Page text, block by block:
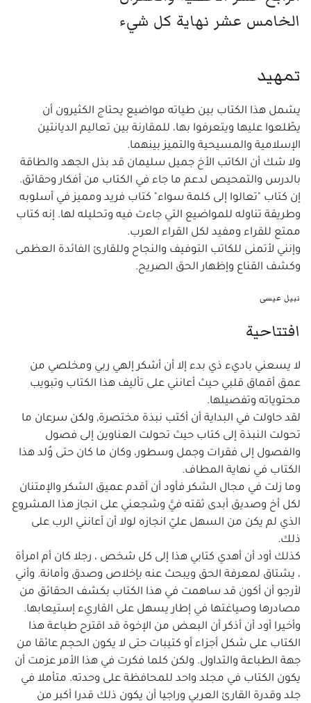
الخامس عشر نهاية كل شيء
تمهيد
يشمل هذا الكتاب بين طياته مواضيع يحتاج الكثيرون أن
يطّلعوا عليها ويتعرفوا بها، للمقارنة بين تعاليم الديانتين
الإسلامية والمسيحية والتميز بينهما.
ولا شك أن الكاتب الأخ جميل سليمان قد بذل الجهد والطاقة
بالدرس والتمحيص لدعم ما جاء في الكتاب من أفكار وحقائق.
إن كتاب "تعالوا إلى كلمة سواء" كتاب فريد ومميز في أسلوبه
وطريقة تناوله للمواضيع التي جاءت فيه وتحليله لها. إنه كتاب
ممتع للقراء ومفيد لكل القراء العرب.
وإنني لأتمنى للكاتب التوفيف والنجاح وللقارئ الفائدة العظمى
وكشف القناع وإظهار الحق الصريح.
نبيل عيسى
افتتاحية
لا يسعني باديء ذي بدء إلا أن أشكر إلهي ربي ومخلصي من
عمق أقماق قلبي حيث أعانني على تأليف هذا الكتاب وتبويب
محتوياته وتفصيلها.
لقد حاولت في البداية أن أكتب نبذة مختصرة, ولكن سرعان ما
تحولت النبذة إلى كتاب حيث تحولت العناوين إلى فصول
والفصول إلى فقرات وجمل وسطور، وكان ما كان حتى وُلد هذا
الكتاب في نهاية المطاف.
وما زلت في مجال الشكر فأود أن أقدم عميق الشكر والإمتنان
لكل أخ وصديق أبدى ثقته فيَّ وشجعني على انجاز هذا المشروع
الذي لم يكن من السهل عليّ انجازه لولا أن أعانني الرب على
ذلك.
كذلك أود أن أهدي كتابي هذا إلى كل شخص ، رجلا كان أم امرأة
، يشتاق لمعرفة الحق ويبحث عنه بإخلاص وصدق وأمانة. وأني
لأرجو أن أكون قد ساهمت في هذا الكتاب بكشف الحقائق من
مصادرها وصياغتها في إطار يسهل على القاريء إستيعابها.
وأخيرا أود أن أذكر أن البعض من الإخوة قد اقترح طباعة هذا
الكتاب على شكل أجزاء أو كتيبات حتى لا يكون الحجم عائقا من
جهة الطباعة والتداول. ولكن كلما فكرت في هذا الأمر عزمت أن
يكون الكتاب في مجلد واحد للمحافظة على وحدته. متأملا في
جلد وقدرة القارئ العربي وراجيا أن يكون ذلك قدرا أكبر من